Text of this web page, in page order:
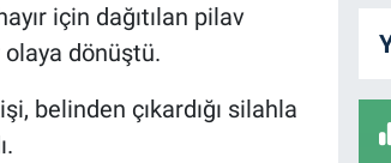
için dağıtılan pilav
olaya dönüştü.
belinden çıkardığı silahla